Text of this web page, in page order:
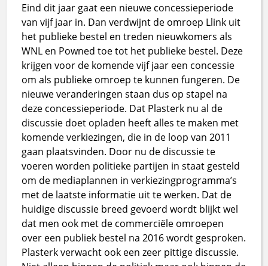
Eind dit jaar gaat een nieuwe concessieperiode
van vijf jaar in. Dan verdwijnt de omroep Llink uit
het publieke bestel en treden nieuwkomers als
WNL en Powned toe tot het publieke bestel. Deze
krijgen voor de komende vijf jaar een concessie
om als publieke omroep te kunnen fungeren. De
nieuwe veranderingen staan dus op stapel na
deze concessieperiode. Dat Plasterk nu al de
discussie doet opladen heeft alles te maken met
komende verkiezingen, die in de loop van 2011
gaan plaatsvinden. Door nu de discussie te
voeren worden politieke partijen in staat gesteld
om de mediaplannen in verkiezingprogramma’s
met de laatste informatie uit te werken. Dat de
huidige discussie breed gevoerd wordt blijkt wel
dat men ook met de commerciële omroepen
over een publiek bestel na 2016 wordt gesproken.
Plasterk verwacht ook een zeer pittige discussie.